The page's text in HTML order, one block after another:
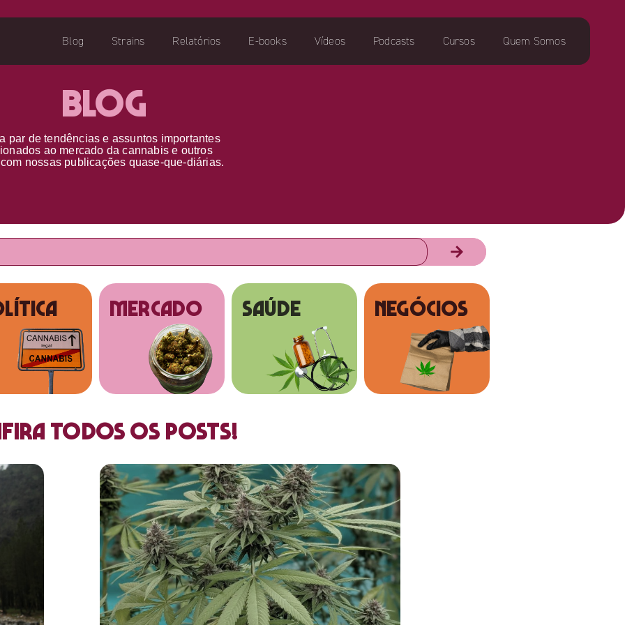
Blog Strains Relatórios E-books Vídeos Podcasts Cursos Quem Somos
Blog
par detendências e assuntos importantes
ao mercado da cannabis e outros
com nossas publicações quase-que-diárias.
MERCADO SAÚDE NEGÓCIOS
todos os posts!